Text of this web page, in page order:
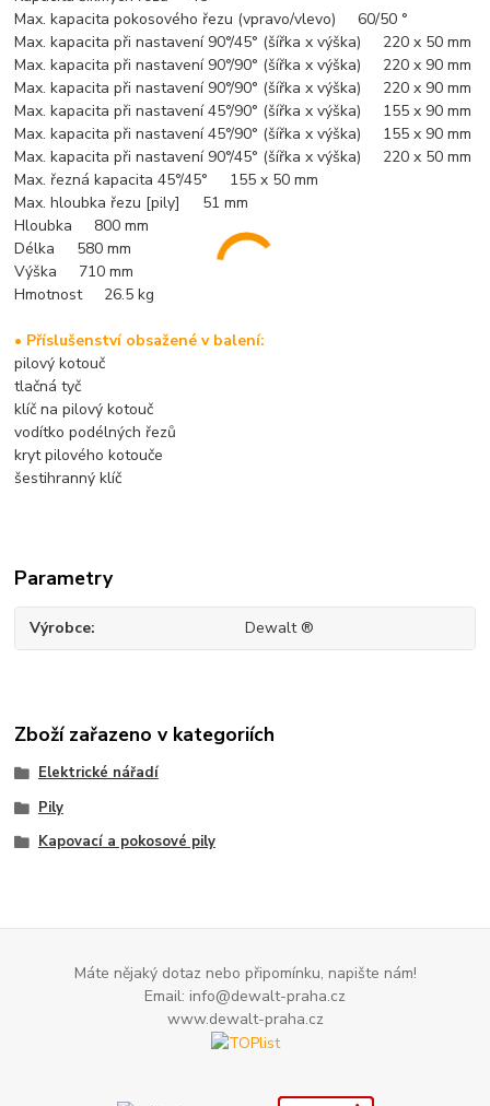
Max. kapacita pokosového řezu (vpravo/vlevo) 60/50 °
Max. kapacita při nastavení 90°/45° (šířka x výška) 220 x 50 mm
Max. kapacita při nastavení 90°/90° (šířka x výška) 220 x 90 mm
Max. kapacita při nastavení 90°/90° (šířka x výška) 220 x 90 mm
Max. kapacita při nastavení 45°/90° (šířka x výška) 155 x 90 mm
Max. kapacita při nastavení 45°/90° (šířka x výška) 155 x 90 mm
Max. kapacita při nastavení 90°/45° (šířka x výška) 220 x 50 mm
Max. řezná kapacita 45°/45° 155 x 50 mm
Max. hloubka řezu [pily] 51 mm
Hloubka 800 mm
Délka 580 mm
Výška 710 mm
Hmotnost 26.5 kg
• Příslušenství obsažené v balení:
pilový kotouč
tlačná tyč
klíč na pilový kotouč
vodítko podélných řezů
kryt pilového kotouče
šestihranný klíč
Parametry
Výrobce Dewalt ®
Zboží zařazeno v kategoriích
Elektrické nářadí
Pily
Kapovací a pokosové pily
Máte nějaký dotaz nebo připomínku, napište nám!
Email: info@dewalt-praha.cz
www.dewalt-praha.cz